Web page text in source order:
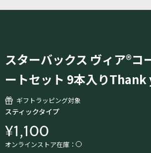
スターバックス ヴィア®コ
ートセット 9本入りThank
ギフトラッピング対象
スティックタイプ
¥1,100
オンラインストア在庫：